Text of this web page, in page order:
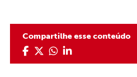
Compartilhe esse conteúdo